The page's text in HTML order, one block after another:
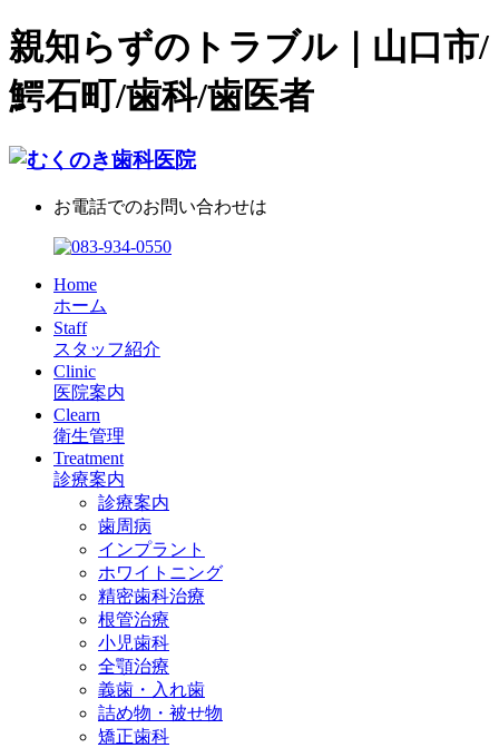
親知らずのトラブル｜山口市/
鰐石町/歯科/歯医者
お電話でのお問い合わせは
Home
ホーム
Staff
スタッフ紹介
Clinic
医院案内
Clearn
衛生管理
Treatment
診療案内
診療案内
歯周病
インプラント
ホワイトニング
精密歯科治療
根管治療
小児歯科
全顎治療
義歯・入れ歯
詰め物・被せ物
矯正歯科